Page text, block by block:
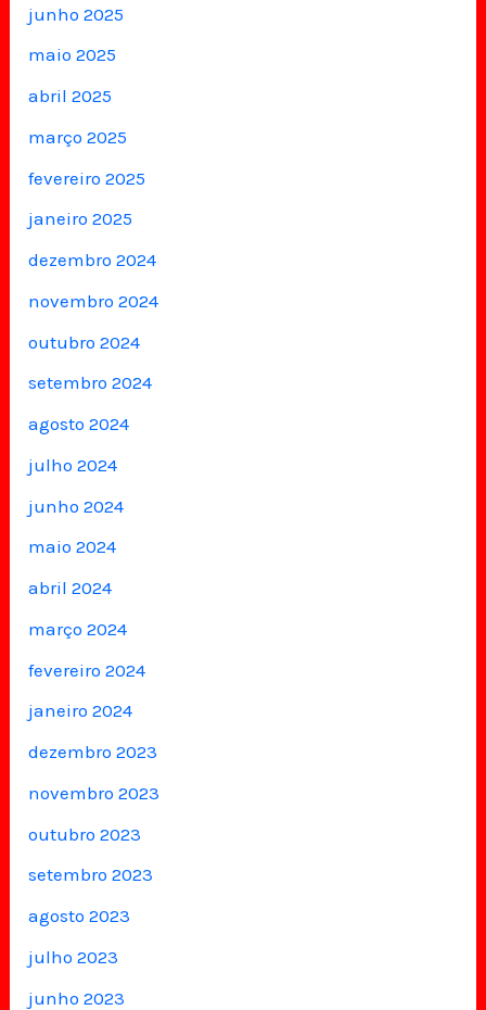
junho 2025
maio 2025
abril 2025
março 2025
fevereiro 2025
janeiro 2025
dezembro 2024
novembro 2024
outubro 2024
setembro 2024
agosto 2024
julho 2024
junho 2024
maio 2024
abril 2024
março 2024
fevereiro 2024
janeiro 2024
dezembro 2023
novembro 2023
outubro 2023
setembro 2023
agosto 2023
julho 2023
junho 2023